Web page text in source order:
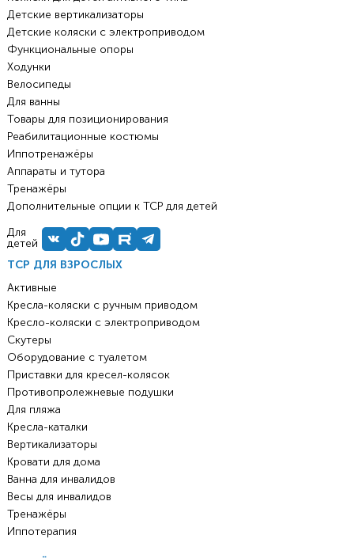
ТСР ДЛЯ ВЗРОСЛЫХ
Активные
Кресла-коляски с ручным приводом
Кресло-коляски с электроприводом
Скутеры
Оборудование с туалетом
Приставки для кресел-колясок
Противопролежневые подушки
Для пляжа
Кресла-каталки
Вертикализаторы
Кровати для дома
Ванна для инвалидов
Весы для инвалидов
Тренажёры
Иппотерапия
Детские вертикализаторы
Детские коляски с электроприводом
Функциональные опоры
Ходунки
Велосипеды
Для ванны
Товары для позиционирования
Реабилитационные костюмы
Иппотренажёры
Аппараты и тутора
Тренажёры
Дополнительные опции к ТСР для детей
Для
детей